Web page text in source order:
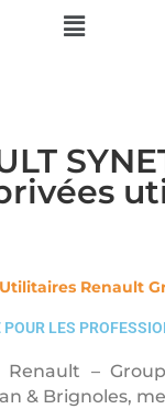
Menu
Utilitaires Renault
LES
Renault –
& Brignoles,